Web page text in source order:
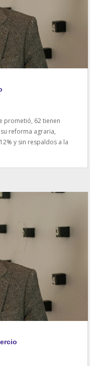
prometió, 62 tienen
reforma agraria,
y sin respaldos a la